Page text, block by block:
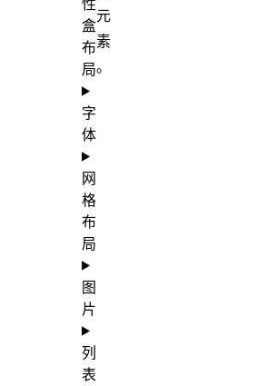
元
素
。
盒
布
局
字
体
网
格
布
局
图
片
列
表